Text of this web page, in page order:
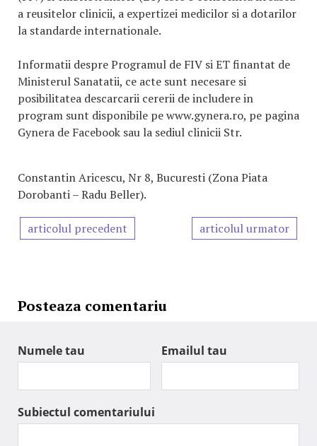
a reusitelor clinicii, a expertizei medicilor si a dotarilor
la standarde internationale.
Informatii despre Programul de FIV si ET finantat de
Ministerul Sanatatii, ce acte sunt necesare si
posibilitatea descarcarii cererii de includere in
program sunt disponibile pe www.gynera.ro, pe pagina
Gynera de Facebook sau la sediul clinicii Str.
Constantin Aricescu, Nr 8, Bucuresti (Zona Piata
Dorobanti – Radu Beller).
articolul precedent articolul urmator
Posteaza comentariu
Numele tau Emailul tau
Subiectul comentariului